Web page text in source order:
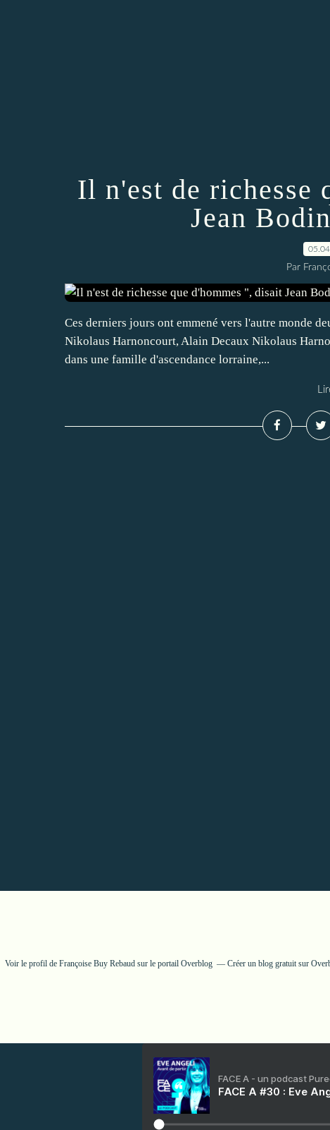
Il n'est de richesse
Jean
Par
Ces derniers jours ont emmené vers l'autre monde
Nikolaus Harnoncourt, Alain Decaux Nikolaus
dans une famille d'ascendance lorraine,...
Voir le profil de Françoise Buy Rebaudsur le portail Overblog Créer un blog gratuit sur
FACE A - un podcast
FACE A #30 : Eve